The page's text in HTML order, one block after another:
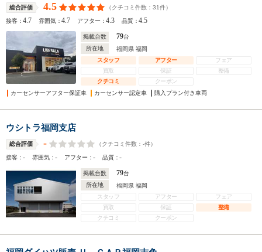
総合評価 4.5 （クチコミ件数： 31件）
接客：4.7 雰囲気：4.7 アフター：4.3 品質：4.5
掲載台数 79台
所在地
福岡県 福岡
スタッフ
アフター
フェア
買取
保証
整備
クチコミ
クーポン
カーセンサーアフター保証車
カーセンサー認定車 購入プラン付き車両
ウシトラ福岡支店
総合評価 - （クチコミ件数： -件）
接客：- 雰囲気：- アフター：- 品質：-
掲載台数 79台
所在地
福岡県 福岡
スタッフ
アフター
フェア
買取
保証
整備
クチコミ
クーポン